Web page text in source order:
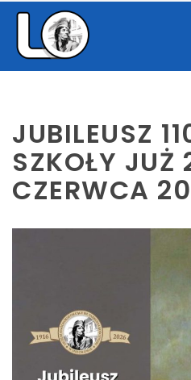
Jubileusz
110-
20
czerwca
2026r.
JUBILEUSZ
SZKOŁY JUŻ
CZERWCA